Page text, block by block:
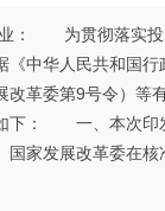
业： 为贯彻落实投
《中华人民共和国行
改革委第9号令）等
如下： 一、本次印
家发展改革委在核